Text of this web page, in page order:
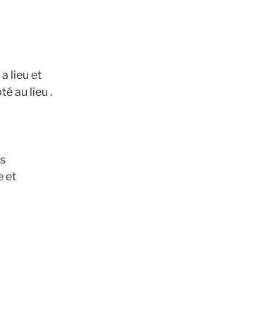
lieu et
au lieu .
et